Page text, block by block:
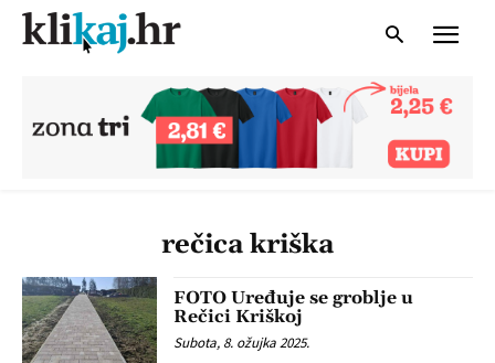
rečica kriška
FOTO Uređuje se groblje u
Rečici Kriškoj
Subota, 8. ožujka 2025.